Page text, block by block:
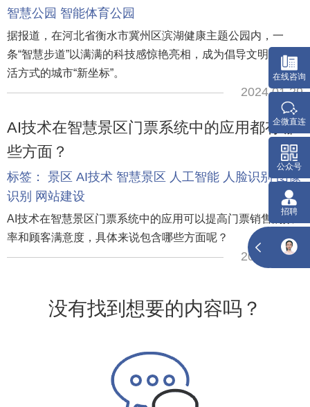
智慧公园 智能体育公园
据报道，在河北省衡水市冀州区滨湖健康主题公园内，一
条“智慧步道”以满满的科技感惊艳亮相，成为倡导文明健康生
活方式的城市“新坐标”。
2024.01.29
AI技术在智慧景区门票系统中的应用都有哪
些方面？
标签： 景区 AI技术 智慧景区 人工智能 人脸识别 图像
识别 网站建设
AI技术在智慧景区门票系统中的应用可以提高门票销售的效
率和顾客满意度，具体来说包含哪些方面呢？
2023.05.09
没有找到想要的内容吗？